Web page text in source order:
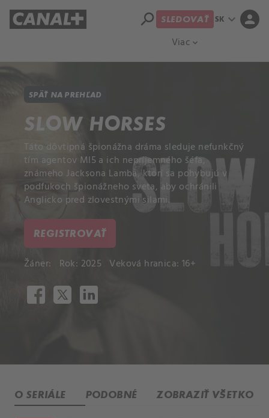
Viac expand_more
search SLEDOVAŤ SK expand_more person
SPÄŤ NA PREHĽAD
SLOW HORSES
Táto dôvtipná špionážna dráma sleduje nefunkčný
tím agentov MI5 a ich nepríjemného šéfa,
známeho Jacksona Lamba, ktorí sa pohybujú v
podfukoch špionážneho sveta, aby ochránili
Anglicko pred zlovestnými silami.
REGISTROVAŤ
Žáner: Rok: 2025 Veková hranica: 16+
O SERIÁLE PODOBNÉ ZOBRAZIŤ VŠETKO